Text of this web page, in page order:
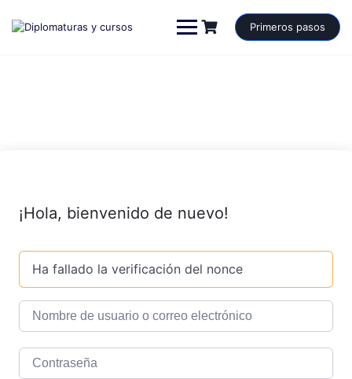
contenido
Primeros pasos
¡Hola, bienvenido de nuevo!
Ha fallado la verificación del nonce